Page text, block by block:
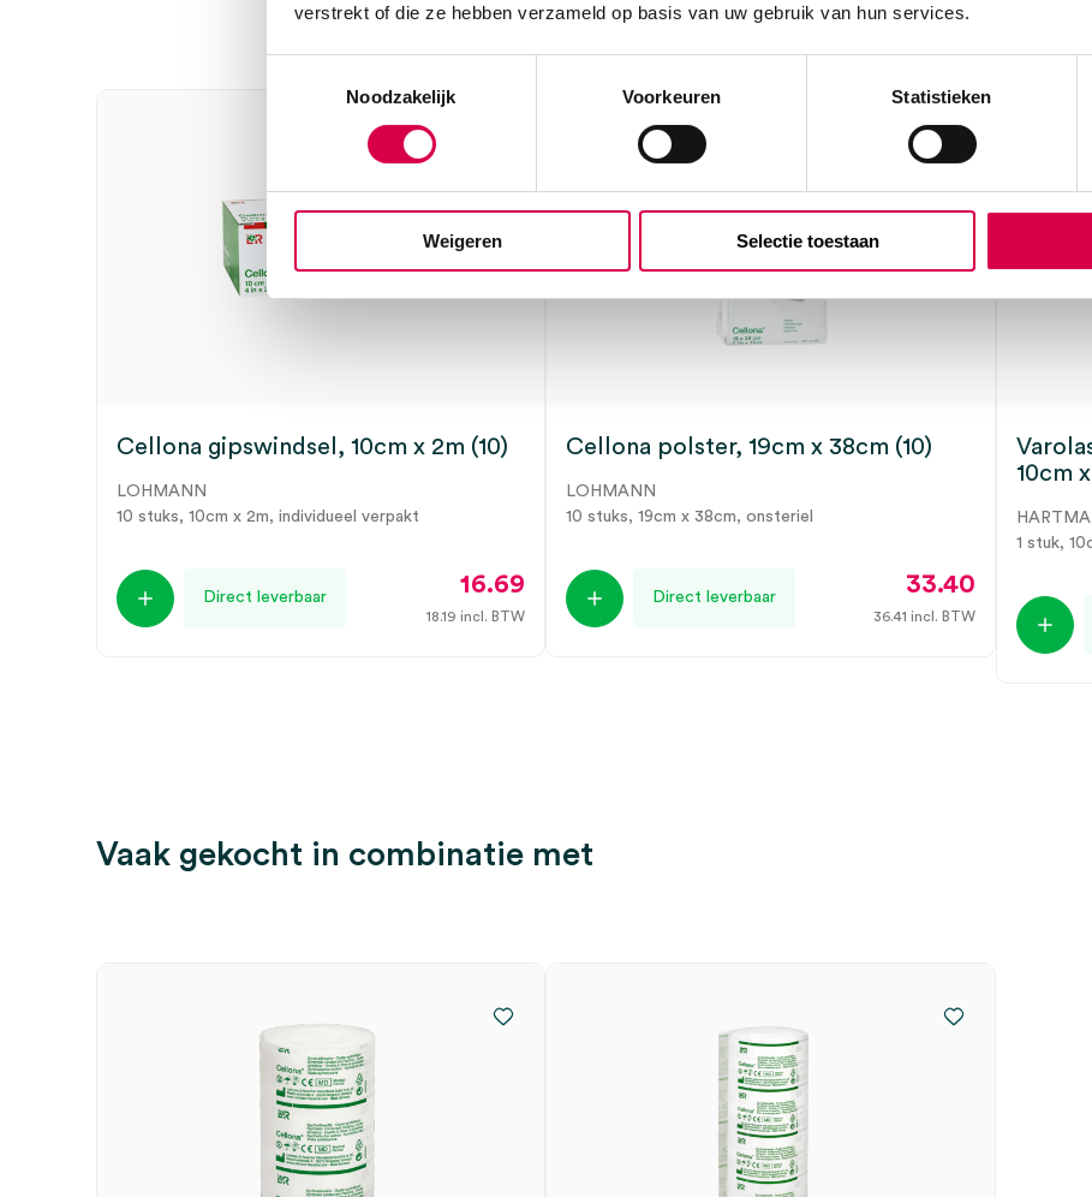
verstrekt of die ze hebben verzameld op basis van uw gebruik van hun services.
Noodzakelijk
Voorkeuren Statistieken
Weigeren Selectie toestaan
Cellona gipswindsel, 10cm x 2m (10)
LOHMANN
10 stuks, 10cm x 2m, individueel verpakt
Direct leverbaar 16.69
18.19 incl. BTW
Cellona polster, 19cm x 38cm (10)
LOHMANN
10 stuks, 19cm x 38cm, onsteriel
Direct leverbaar 33.40
36.41 incl. BTW
10cm x
1 stuk,
Vaak gekocht in combinatie met